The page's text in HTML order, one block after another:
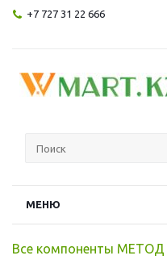
+7 727 31 22 666
МЕНЮ
Все компоненты МЕТОД